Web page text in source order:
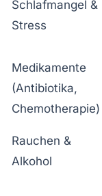
Schlafmangel &
Stress
Medikamente
(Antibiotika,
Chemotherapie)
Rauchen &
Alkohol